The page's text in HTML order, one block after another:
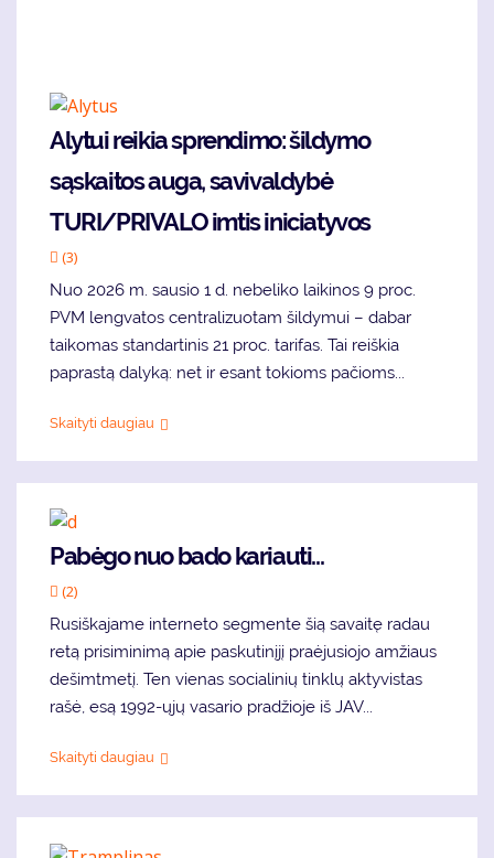
Alytui reikia sprendimo: šildymo
sąskaitos auga, savivaldybė
TURI/PRIVALO imtis iniciatyvos
(3)
Nuo 2026 m. sausio 1 d. nebeliko laikinos 9 proc.
PVM lengvatos centralizuotam šildymui – dabar
taikomas standartinis 21 proc. tarifas. Tai reiškia
paprastą dalyką: net ir esant tokioms pačioms...
Skaityti daugiau
Pabėgo nuo bado kariauti...
(2)
Rusiškajame interneto segmente šią savaitę radau
retą prisiminimą apie paskutinįjį praėjusiojo amžiaus
dešimtmetį. Ten vienas socialinių tinklų aktyvistas
rašė, esą 1992-ųjų vasario pradžioje iš JAV...
Skaityti daugiau